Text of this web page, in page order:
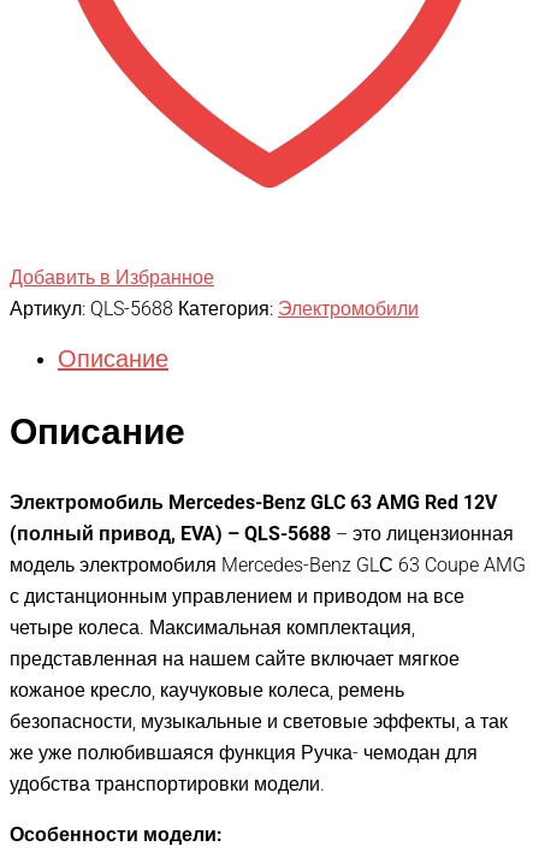
Добавить в Избранное
Артикул: QLS-5688 Категория: Электромобили
Описание
Описание
Электромобиль Mercedes-Benz GLC 63 AMG Red 12V
(полный привод, EVA) – QLS-5688 – это лицензионная
модель электромобиля Mercedes-Benz GLС 63 Coupe AMG
с дистанционным управлением и приводом на все
четыре колеса. Максимальная комплектация,
представленная на нашем сайте включает мягкое
кожаное кресло, каучуковые колеса, ремень
безопасности, музыкальные и световые эффекты, а так
же уже полюбившаяся функция Ручка- чемодан для
удобства транспортировки модели.
Особенности модели: